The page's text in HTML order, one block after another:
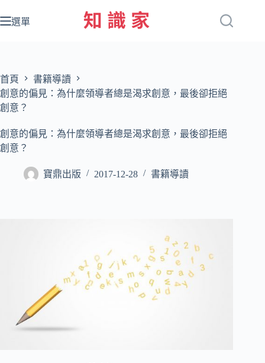
至
容
選單
首頁
書籍導讀
創意的偏見：為什麼領導者總是渴求創意，最後卻拒絕
創意？
創意的偏見：為什麼領導者總是渴求創意，最後卻拒絕
創意？
寶鼎出版 2017-12-28 書籍導讀